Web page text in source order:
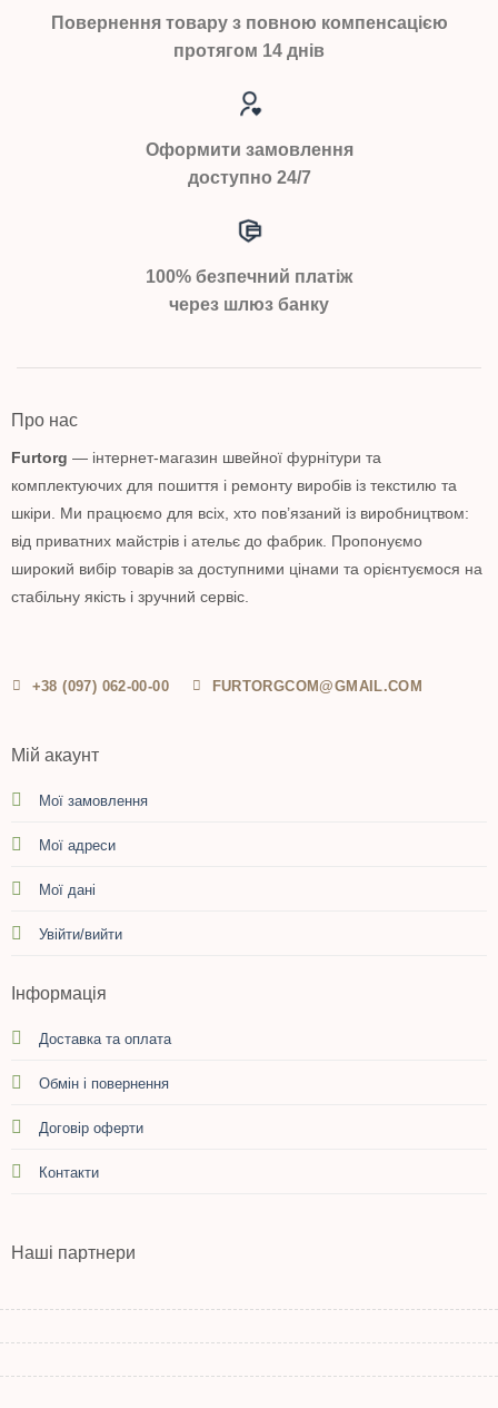
Повернення товару з повною компенсацією
протягом 14 днів
Оформити замовлення
доступно 24/7
100% безпечний платіж
через шлюз банку
Про нас
Furtorg — інтернет-магазин швейної фурнітури та
комплектуючих для пошиття і ремонту виробів із текстилю та
шкіри. Ми працюємо для всіх, хто пов’язаний із виробництвом:
від приватних майстрів і ательє до фабрик. Пропонуємо
широкий вибір товарів за доступними цінами та орієнтуємося на
стабільну якість і зручний сервіс.
+38 (097) 062-00-00 FURTORGCOM@GMAIL.COM
Мій акаунт
Мої замовлення
Мої адреси
Мої дані
Увійти/вийти
Інформація
Доставка та оплата
Обмін і повернення
Договір оферти
Контакти
Наші партнери